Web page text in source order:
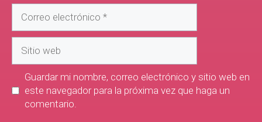
Guardar mi nombre, correo electrónico y sitio web en
este navegador para la próxima vez que haga un
comentario.